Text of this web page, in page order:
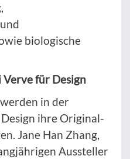
biologische
Verve für Design
in der
ihre Original-
Jane Han Zhang,
Aussteller